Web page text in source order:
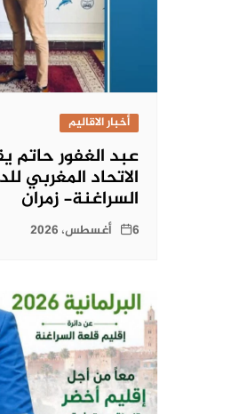
أخبار الاقاليم
عبد الغفور حاتم
الاتحاد المغربي
السراغنة- زمران
6 أغسطس، 2026